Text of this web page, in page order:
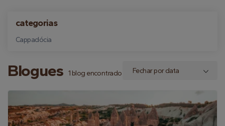
categorias
Cappadócia
Blogues 1 blog encontrado